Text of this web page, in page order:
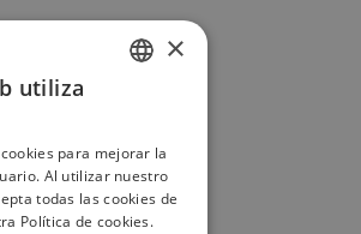
JA
×
utiliza
para mejorar la
Al utilizar nuestro
todas las cookies de
Política de cookies.